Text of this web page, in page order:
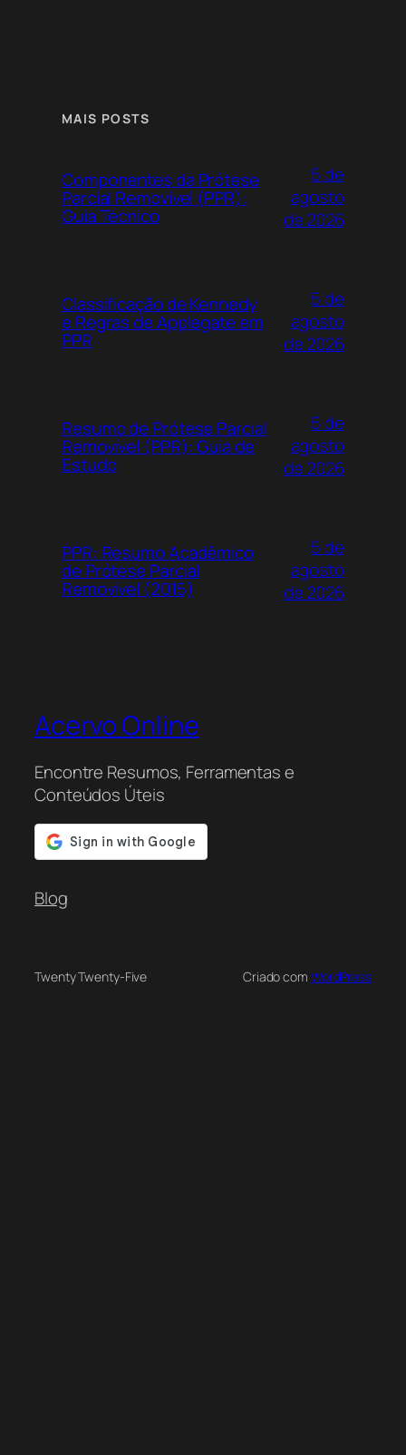
MAIS POSTS
Componentes da Prótese
Parcial Removível (PPR):
Guia Técnico
5 de
agosto
de 2026
Classificação de Kennedy
e Regras de Applegate em
PPR
5 de
agosto
de 2026
Resumo de Prótese Parcial
Removível (PPR): Guia de
Estudo
5 de
agosto
de 2026
PPR: Resumo Acadêmico
de Prótese Parcial
Removível (2015)
5 de
agosto
de 2026
Acervo Online
Encontre Resumos, Ferramentas e
Conteúdos Úteis
Blog
Twenty Twenty-Five Criado com WordPress